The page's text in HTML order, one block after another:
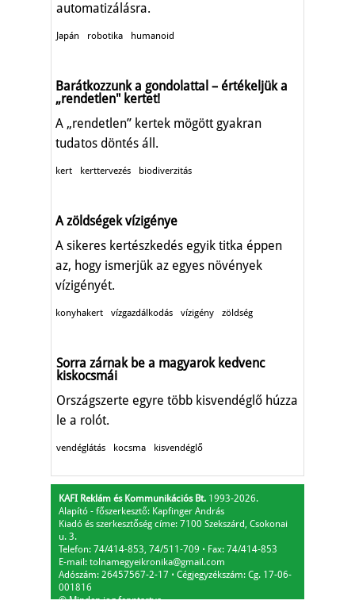
automatizálásra.
Japán robotika humanoid
Barátkozzunk a gondolattal – értékeljük a
„rendetlen" kertet!
A „rendetlen” kertek mögött gyakran
tudatos döntés áll.
kert kerttervezés biodiverzitás
A zöldségek vízigénye
A sikeres kertészkedés egyik titka éppen
az, hogy ismerjük az egyes növények
vízigényét.
konyhakert vízgazdálkodás vízigény zöldség
Sorra zárnak be a magyarok kedvenc
kiskocsmái
Országszerte egyre több kisvendéglő húzza
le a rolót.
vendéglátás kocsma kisvendéglő
KAFI Reklám és Kommunikációs Bt. 1993-2026.
Alapító - főszerkesztő: Kapfinger András
Kiadó és szerkesztőség címe: 7100 Szekszárd, Csokonai
u. 3.
Telefon: 74/414-853, 74/511-709 ⋅ Fax: 74/414-853
E-mail: tolnamegyeikronika@gmail.com
Adószám: 26457567-2-17 ⋅ Cégjegyzékszám: Cg. 17-06-
001816
© Minden jog fenntartva.